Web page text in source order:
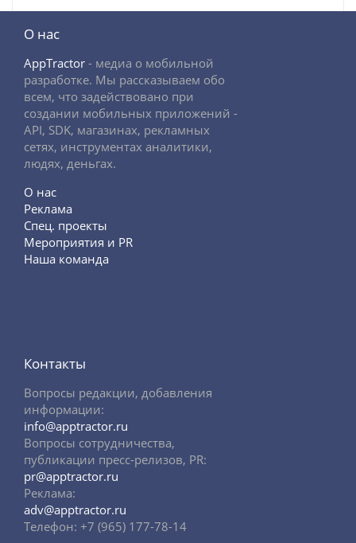
О нас
AppTractor - медиа о мобильной
разработке. Мы рассказываем обо
всем, что задействовано при
создании мобильных приложений -
API, SDK, магазинах, рекламных
сетях, инструментах аналитики,
людях, деньгах.
О нас
Реклама
Спец. проекты
Мероприятия и PR
Наша команда
Контакты
Вопросы редакции, добавления
информации:
info@apptractor.ru
Вопросы сотрудничества,
публикации пресс-релизов, PR:
pr@apptractor.ru
Реклама:
adv@apptractor.ru
Телефон: +7 (965) 177-78-14